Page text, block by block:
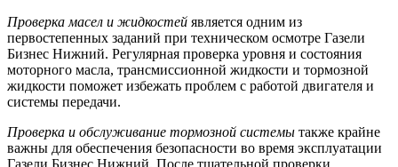
Проверка масел и жидкостей является одним из
первостепенных заданий при техническом осмотре Газели
Бизнес Нижний. Регулярная проверка уровня и состояния
моторного масла, трансмиссионной жидкости и тормозной
жидкости поможет избежать проблем с работой двигателя и
системы передачи.
Проверка и обслуживание тормозной системы также крайне
важны для обеспечения безопасности во время эксплуатации
Газели Бизнес Нижний. После тщательной проверки